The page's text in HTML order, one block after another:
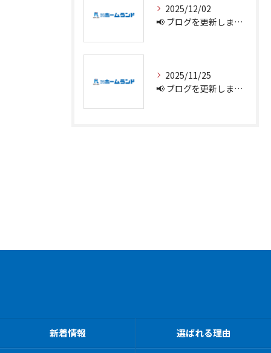
2025/12/02
📢 ブログを更新しました！
2025/11/25
📢 ブログを更新しました！
新着情報 選ばれる理由